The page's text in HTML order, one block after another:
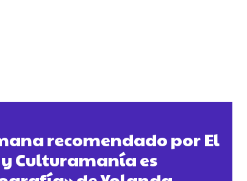
recomendado por El
Culturamanía es